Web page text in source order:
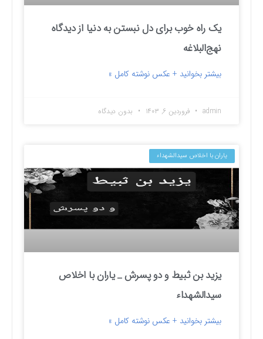
یک راه خوب برای دل نبستن به دنیا از دیدگاه
نهج‌البلاغه
بیشتر بخوانید + عکس نوشته کامل »
admin فروردین ۶, ۱۴۰۳ بدون دیدگاه
یاران با اخلاص سیدالشهداء
یزید بن ثبیط و دو پسرش _ یاران با اخلاص
سیدالشهداء
بیشتر بخوانید + عکس نوشته کامل »